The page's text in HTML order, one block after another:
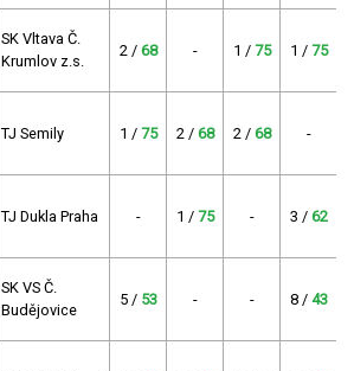
SK Vltava Č.
Krumlov z.s.
2 / 68 - 1 / 75 1 / 75
TJ Semily 1 / 75 2 / 68 2 / 68 -
TJ Dukla Praha - 1 / 75 - 3 / 62
SK VS Č.
Budějovice
5 / 53 - - 8 / 43